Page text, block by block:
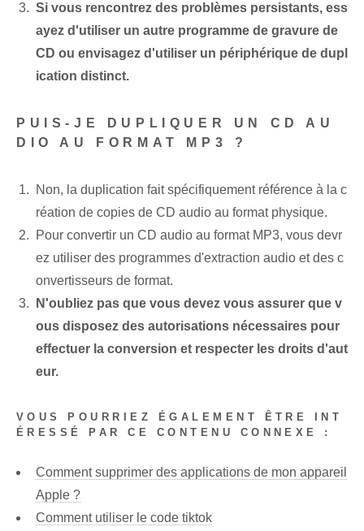
Si vous rencontrez des problèmes persistants, ess
ayez d'utiliser un autre programme de gravure de
CD ou envisagez d'utiliser un périphérique de dupl
ication distinct.
PUIS-JE DUPLIQUER UN CD AU
DIO AU FORMAT MP3 ?
Non, la duplication fait spécifiquement référence à la c
réation de copies de CD audio au format physique.
Pour convertir un CD audio au format MP3, vous devr
ez utiliser des programmes d'extraction audio et des c
onvertisseurs de format.
N'oubliez pas que vous devez vous assurer que v
ous disposez des autorisations nécessaires pour
effectuer la conversion et respecter les droits d'aut
eur.
VOUS POURRIEZ ÉGALEMENT ÊTRE INT
ÉRESSÉ PAR CE CONTENU CONNEXE :
Comment supprimer des applications de mon appareil
Apple ?
Comment utiliser le code tiktok